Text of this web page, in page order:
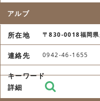
アルブ
〒830-0018福岡
0942-46-1655